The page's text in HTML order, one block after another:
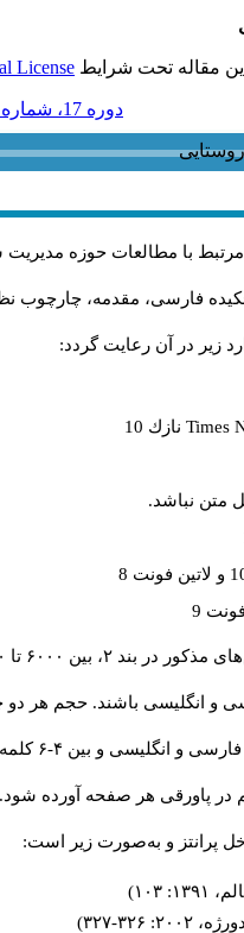
این مقاله تحت شرایط License
دوره 17، شماره 53 - ( 12-1397 )
با مطالعات حوزه
فارسی، مقدمه، چارچوب
زير در آن رعايت گردد:
Times نازك 10
متن نباشد.
۶۰۰۰ تا ۸۰۰۰کلمه باشد.
حجم هر دو چکیده کمتر از ۲۰۰ و بیشتر
و بین ۴-۶ کلمه نوشته شود.
در پاورقی هر صفحه آورده شود.
پرانتز و به‌صورت زیر است:
۱۰۳)
۳۲۶-۳۲۷)